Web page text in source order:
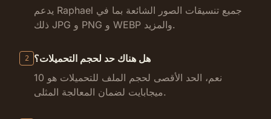
يدعم Raphael جميع تنسيقات الصور الشائعة بما في
ذلك JPG و PNG و WEBP والمزيد.
2
هل هناك حد لحجم التحميلات؟
نعم، الحد الأقصى لحجم الملف للتحميلات هو 10
ميجابايت لضمان المعالجة المثلى.